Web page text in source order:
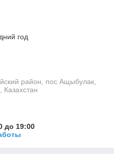
год
район, пос Ащыбулак,
до 19:00